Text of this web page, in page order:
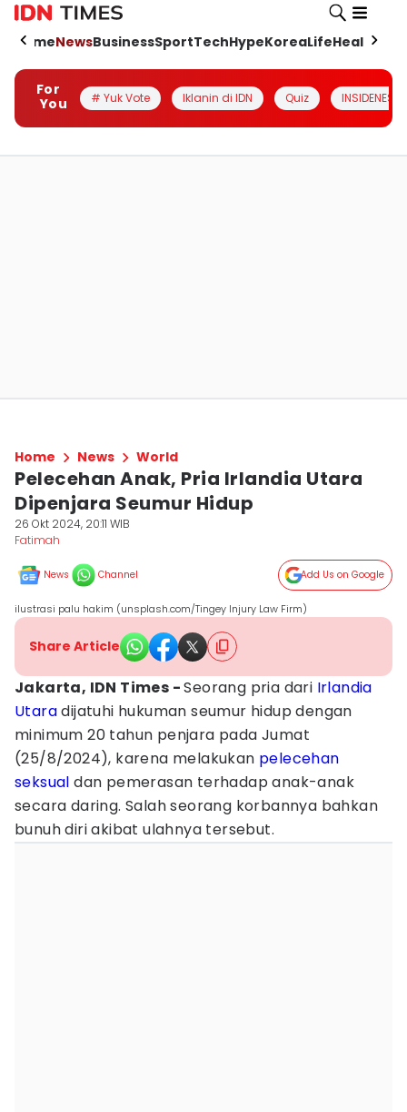
HomeNewsBusinessSportTechHypeKoreaLifeHealth
For
You
# Yuk Vote Iklanin di IDN Quiz INSIDENESIA
Home News World
Pelecehan Anak, Pria Irlandia Utara
Dipenjara Seumur Hidup
26 Okt 2024, 20:11 WIB
Fatimah
News Channel Add Us on Google
ilustrasi palu hakim (unsplash.com/Tingey Injury Law Firm)
Share Article
Jakarta, IDN Times -Seorang pria dari Irlandia
Utaradijatuhi hukuman seumur hidup dengan
minimum 20 tahun penjara pada Jumat
(25/8/2024), karena melakukan pelecehan
seksual dan pemerasan terhadap anak-anak
secara daring. Salah seorang korbannya bahkan
bunuh diri akibat ulahnya tersebut.